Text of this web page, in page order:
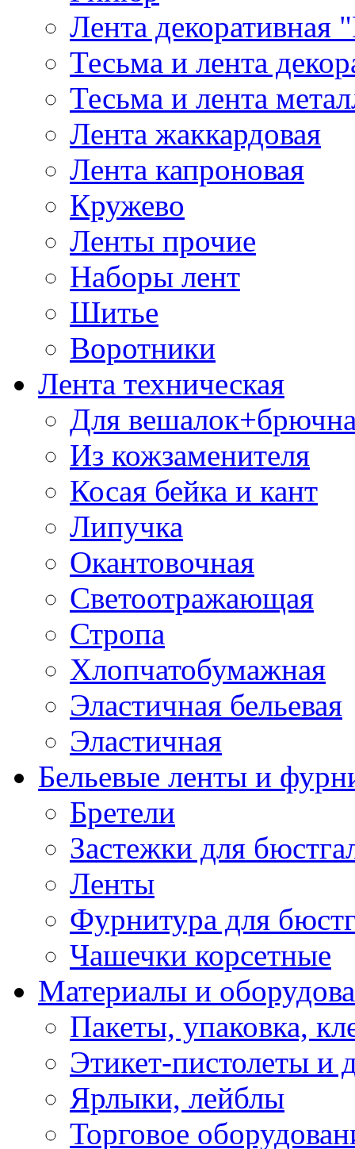
Лента декоративная
Тесьма и лента
Тесьма и лента
Лента жаккардовая
Лента капроновая
Кружево
Ленты прочие
Наборы лент
Шитье
Воротники
Лента техническая
Для
Из кожзаменителя
Косая бейка и кант
Липучка
Окантовочная
Светоотражающая
Стропа
Хлопчатобумажная
Эластичная бельевая
Эластичная
Бельевые ленты и
Бретели
Застежки для
Ленты
Фурнитура для
Чашечки корсетные
Материалы и
Пакеты, упаковка,
Этикет-пистолеты и
Ярлыки, лейблы
Торговое